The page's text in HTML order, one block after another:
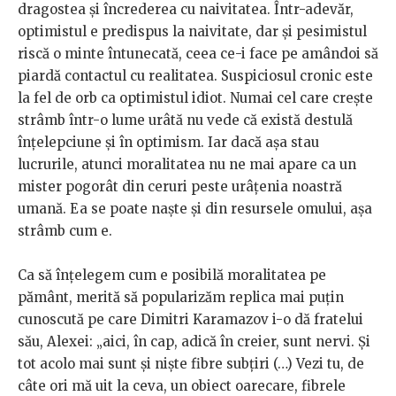
dragostea și încrederea cu naivitatea. Într-adevăr,
optimistul e predispus la naivitate, dar și pesimistul
riscă o minte întunecată, ceea ce-i face pe amândoi să
piardă contactul cu realitatea. Suspiciosul cronic este
la fel de orb ca optimistul idiot. Numai cel care crește
strâmb într-o lume urâtă nu vede că există destulă
înțelepciune și în optimism. Iar dacă așa stau
lucrurile, atunci moralitatea nu ne mai apare ca un
mister pogorât din ceruri peste urâțenia noastră
umană. Ea se poate naște și din resursele omului, așa
strâmb cum e.
Ca să înțelegem cum e posibilă moralitatea pe
pământ, merită să popularizăm replica mai puțin
cunoscută pe care Dimitri Karamazov i-o dă fratelui
său, Alexei: „aici, în cap, adică în creier, sunt nervi. Și
tot acolo mai sunt și niște fibre subțiri (…) Vezi tu, de
câte ori mă uit la ceva, un obiect oarecare, fibrele